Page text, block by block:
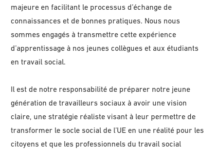
majeure en facilitant le processus d’échange de
connaissances et de bonnes pratiques. Nous nous
sommes engagés à transmettre cette expérience
d’apprentissage à nos jeunes collègues et aux étudiants
en travail social.
Il est de notre responsabilité de préparer notre jeune
génération de travailleurs sociaux à avoir une vision
claire, une stratégie réaliste visant à leur permettre de
transformer le socle social de l’UE en une réalité pour les
citoyens et que les professionnels du travail social